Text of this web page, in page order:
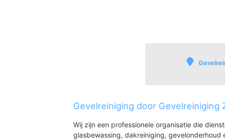
Hansweert
Hansweert -
Gevelreiniging door Gevelreiniging
Wij zijn een professionele organisatie die
glasbewassing, dakreiniging, gevelonderhoud